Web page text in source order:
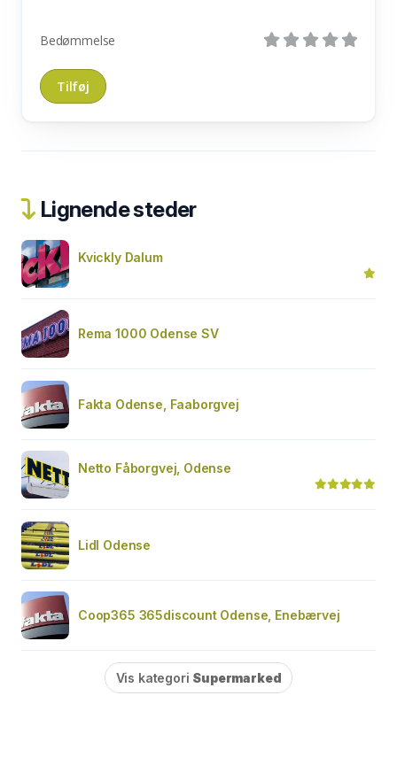
Bedømmelse
Lignende steder
Kvickly Dalum
Rema 1000 Odense SV
Fakta Odense, Faaborgvej
Netto Fåborgvej, Odense
Lidl Odense
Coop365 365discount Odense, Enebærvej
Vis kategori Supermarked